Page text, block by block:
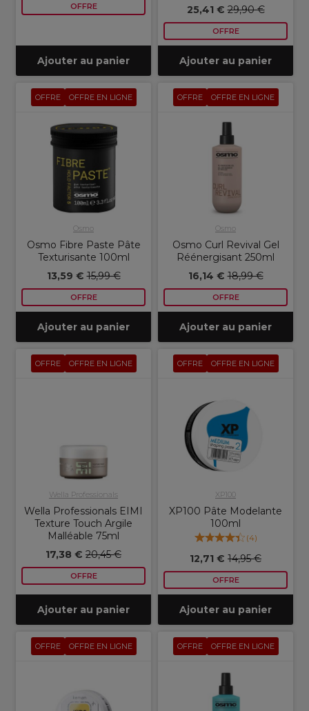
OFFRE
Ajouter au panier
25,41 €29,90 €
OFFRE
Ajouter au panier
OFFRE OFFRE EN LIGNE
Osmo
Osmo Fibre Paste Pâte
Texturisante 100ml
13,59 €15,99 €
OFFRE
Ajouter au panier
OFFRE OFFRE EN LIGNE
Osmo
Osmo Curl Revival Gel
Réénergisant 250ml
16,14 €18,99 €
OFFRE
Ajouter au panier
OFFRE OFFRE EN LIGNE
Wella Professionals
Wella Professionals EIMI
Texture Touch Argile
Malléable 75ml
17,38 € 20,45 €
OFFRE
Ajouter au panier
OFFRE OFFRE EN LIGNE
XP100
XP100 Pâte Modelante
100ml
(4)
12,71 € 14,95 €
OFFRE
Ajouter au panier
OFFRE OFFRE EN LIGNE OFFRE OFFRE EN LIGNE